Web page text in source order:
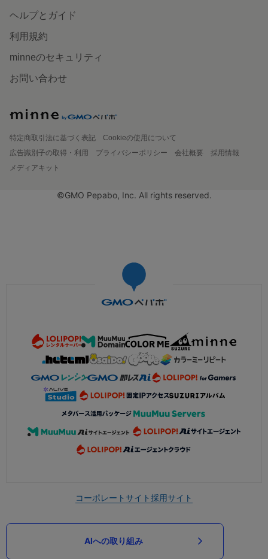
ヘルプとガイド
利用規約
minneのセキュリティ
お問い合わせ
特定商取引法に基づく表記
Cookieの使用について
広告識別子の取得・利用
プライバシーポリシー 会社概要
採用情報
メディアキット
©GMO Pepabo, Inc. All rights reserved.
コーポレートサイト採用サイト
AIへの取り組み